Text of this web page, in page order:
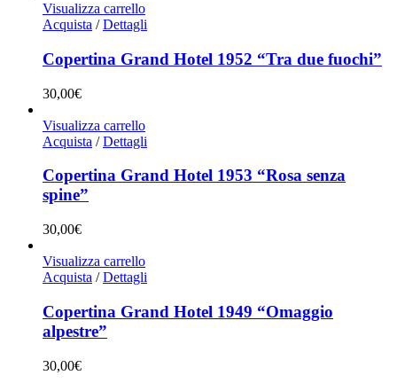
Visualizza carrello
Acquista / Dettagli
Copertina Grand Hotel 1952 “Tra due fuochi”
30,00€
Visualizza carrello
Acquista / Dettagli
Copertina Grand Hotel 1953 “Rosa senza
spine”
30,00€
Visualizza carrello
Acquista / Dettagli
Copertina Grand Hotel 1949 “Omaggio
alpestre”
30,00€